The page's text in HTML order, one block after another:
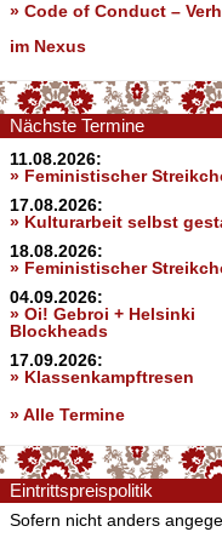
» Code of Conduct –
im Nexus
Nächste Termine
11.08.2026:
» Feministischer
17.08.2026:
» Kulturarbeit selbst
18.08.2026:
» Feministischer
04.09.2026:
» Oi! Gebroi + Helsinki
Blockheads
17.09.2026:
» Klassenkampftresen
» Alle Termine
Eintrittspreispolitik
Sofern nicht anders